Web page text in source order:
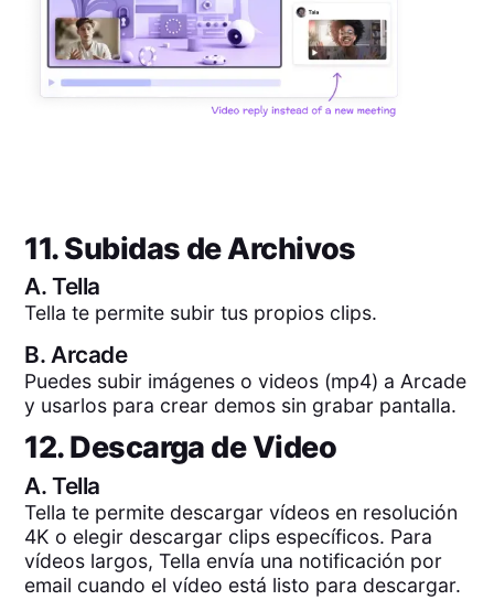
11. Subidas de Archivos
A.Tella
Tella te permite subir tus propios clips.
B. Arcade
Puedes subir imágenes o videos (mp4) a Arcade
y usarlos para crear demos sin grabar pantalla.
12. Descarga de Video
A.Tella
Tella te permite descargar vídeos en resolución
4K o elegir descargar clips específicos. Para
vídeos largos, Tella envía una notificación por
email cuando el vídeo está listo para descargar.